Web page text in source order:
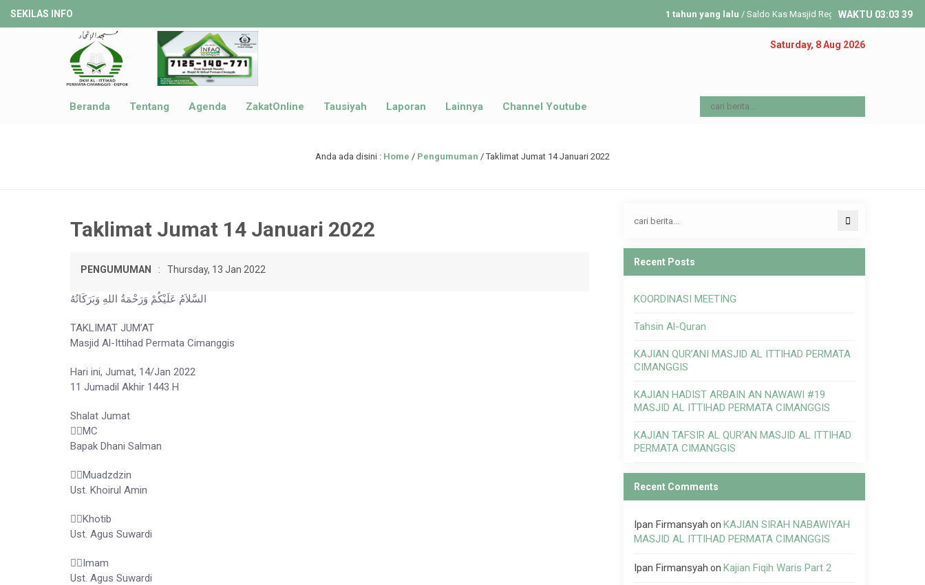
SEKILAS INFO 1 tahun yang lalu / Saldo Kas Masjid Reguler 13 Aug 2025 Rp
WAKTU 03:03 39
Saturday, 8 Aug 2026
Beranda Tentang Agenda ZakatOnline Tausiyah Laporan Lainnya Channel Youtube
Anda ada disini : Home / Pengumuman /Taklimat Jumat 14 Januari 2022
Taklimat Jumat 14 Januari 2022
PENGUMUMAN : Thursday, 13 Jan 2022
السَّلاَمُ عَلَيْكُمْ وَرَحْمَةُ اللهِ وَبَرَكَاتُهُ
TAKLIMAT JUM’AT
Masjid Al-Ittihad Permata Cimanggis
Hari ini, Jumat, 14/Jan 2022
11 Jumadil Akhir 1443 H
Shalat Jumat
👳‍♂MC
Bapak Dhani Salman
👳‍♂Muadzdzin
Ust. Khoirul Amin
👳‍♂Khotib
Ust. Agus Suwardi
👳‍♂Imam
Ust. Agus Suwardi
Recent Posts
KOORDINASI MEETING
Tahsin Al-Quran
KAJIAN QUR’ANI MASJID AL ITTIHAD PERMATA
CIMANGGIS
KAJIAN HADIST ARBAIN AN NAWAWI #19
MASJID AL ITTIHAD PERMATA CIMANGGIS
KAJIAN TAFSIR AL QUR’AN MASJID AL ITTIHAD
PERMATA CIMANGGIS
Recent Comments
Ipan Firmansyah on KAJIAN SIRAH NABAWIYAH
MASJID AL ITTIHAD PERMATA CIMANGGIS
Ipan Firmansyah on Kajian Fiqih Waris Part 2